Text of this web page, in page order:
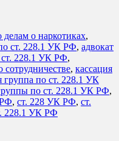
делам о наркотиках,
ст. 228.1 УК РФ, адвокат
ст. 228.1 УК РФ,
сотрудничестве, кассация
группа по ст. 228.1 УК
по ст. 228.1 УК РФ,
, ст. 228 УК РФ, ст.
228.1 УК РФ